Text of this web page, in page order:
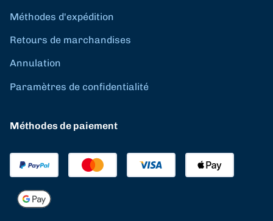
Méthodes d'expédition
Retours de marchandises
Annulation
Paramètres de confidentialité
Méthodes de paiement